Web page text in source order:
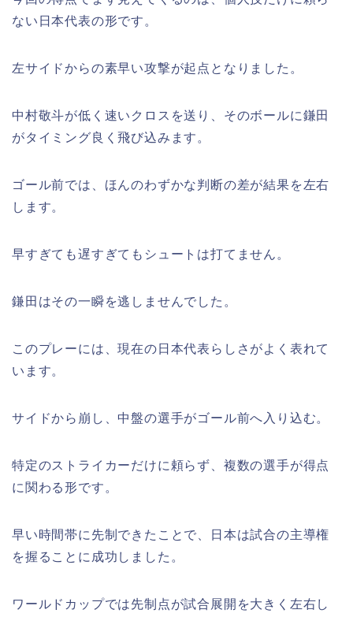
ない日本代表の形です。
左サイドからの素早い攻撃が起点となりました。
中村敬斗が低く速いクロスを送り、そのボールに鎌田
がタイミング良く飛び込みます。
ゴール前では、ほんのわずかな判断の差が結果を左右
します。
早すぎても遅すぎてもシュートは打てません。
鎌田はその一瞬を逃しませんでした。
このプレーには、現在の日本代表らしさがよく表れて
います。
サイドから崩し、中盤の選手がゴール前へ入り込む。
特定のストライカーだけに頼らず、複数の選手が得点
に関わる形です。
早い時間帯に先制できたことで、日本は試合の主導権
を握ることに成功しました。
ワールドカップでは先制点が試合展開を大きく左右し